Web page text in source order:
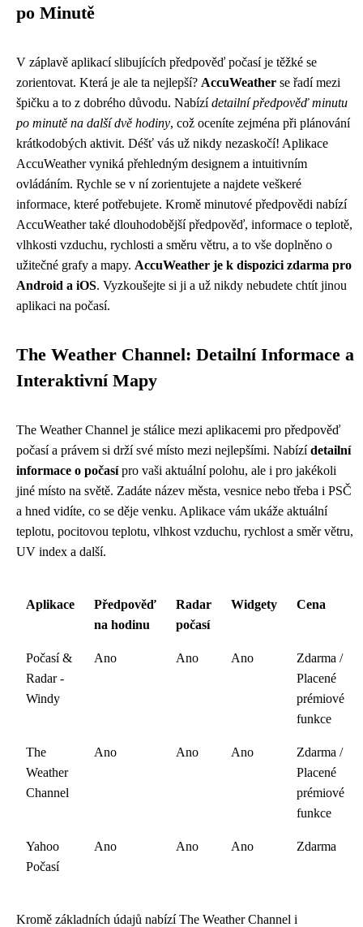
po Minutě
V záplavě aplikací slibujících předpověď počasí je těžké se
zorientovat. Která je ale ta nejlepší? AccuWeather se řadí mezi
špičku a to z dobrého důvodu. Nabízídetailní předpověď minutu
po minutě na další dvě hodiny, což oceníte zejména při plánování
krátkodobých aktivit. Déšť vás už nikdy nezaskočí! Aplikace
AccuWeather vyniká přehledným designem a intuitivním
ovládáním. Rychle se v ní zorientujete a najdete veškeré
informace, které potřebujete. Kromě minutové předpovědi nabízí
AccuWeather také dlouhodobější předpověď, informace o teplotě,
vlhkosti vzduchu, rychlosti a směru větru, a to vše doplněno o
užitečné grafy a mapy. AccuWeather je k dispozici zdarma pro
Android a iOS. Vyzkoušejte si ji a už nikdy nebudete chtít jinou
aplikaci na počasí.
The Weather Channel: Detailní Informace a
Interaktivní Mapy
The Weather Channel je stálice mezi aplikacemi pro předpověď
počasí a právem si drží své místo mezi nejlepšími. Nabízídetailní
informace o počasípro vaši aktuální polohu, ale i pro jakékoli
jiné místo na světě. Zadáte název města, vesnice nebo třeba i PSČ
a hned vidíte, co se děje venku. Aplikace vám ukáže aktuální
teplotu, pocitovou teplotu, vlhkost vzduchu, rychlost a směr větru,
UV index a další.
Aplikace
Předpověď
na hodinu
Radar
počasí
Widgety Cena
Počasí &
Radar -
Windy
Ano Ano Ano
Zdarma /
Placené
prémiové
funkce
The
Weather
Channel
Ano Ano Ano
Zdarma /
Placené
prémiové
funkce
Yahoo
Počasí
Ano Ano Ano Zdarma
Kromě základních údajů nabízí The Weather Channel i